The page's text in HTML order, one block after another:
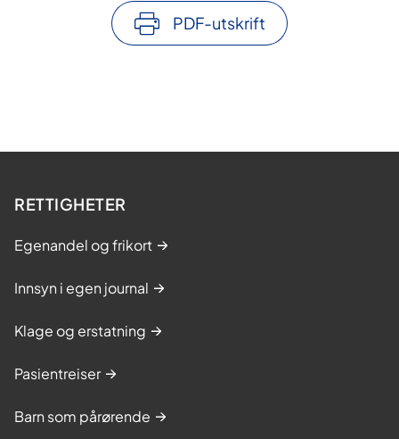
PDF-utskrift
RETTIGHETER
Egenandel og frikort
Innsyn i egen journal
Klage og erstatning
Pasientreiser
Barn som pårørende